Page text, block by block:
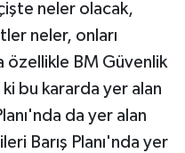
neler olacak,
neler, onları
özellikle BM Güvenlik
bu kararda yer alan
da yer alan
Barış Planı'nda yer